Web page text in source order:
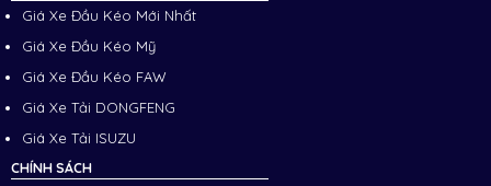
Giá Xe Đầu Kéo Mới Nhất
Giá Xe Đầu Kéo Mỹ
Giá Xe Đầu Kéo FAW
Giá Xe Tải DONGFENG
Giá Xe Tải ISUZU
CHÍNH SÁCH